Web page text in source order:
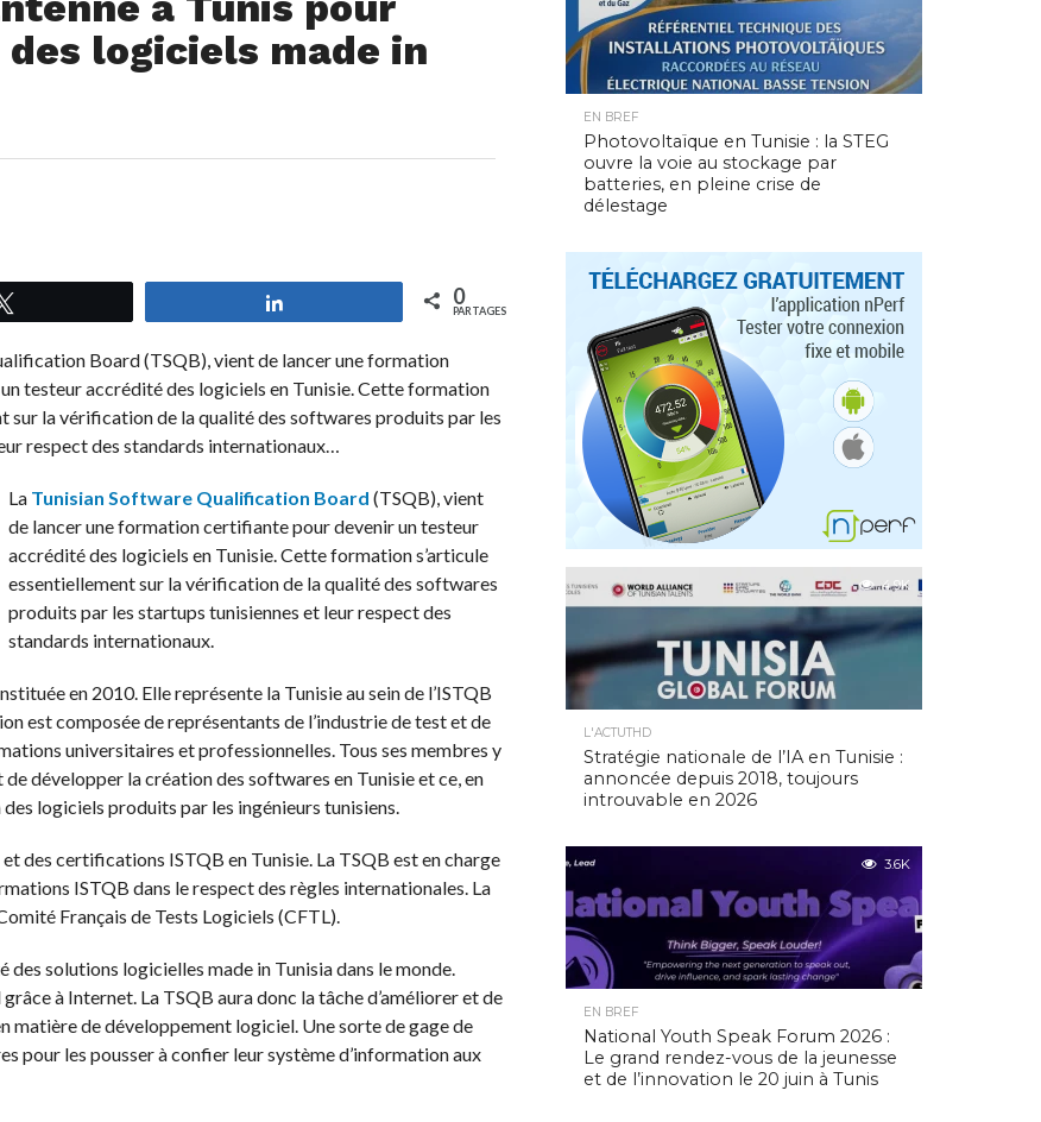
logiciels made in
0
PARTAGES
Board (TSQB), vient de lancer une formation
testeur accrédité des logiciels en Tunisie. Cette formation
sur la vérification de la qualité des softwares produits par les
respect des standards internationaux…
La Tunisian Software Qualification Board (TSQB), vient
de lancer une formation certifiante pour devenir un testeur
accrédité des logiciels en Tunisie. Cette formation s’articule
essentiellement sur la vérification de la qualité des softwares
produits par les startups tunisiennes et leur respect des
standards internationaux.
en 2010. Elle représente la Tunisie au sein de l’ISTQB
est composée de représentants de l’industrie de test et de
universitaires et professionnelles. Tous ses membres y
développer la création des softwares en Tunisie et ce, en
logiciels produits par les ingénieurs tunisiens.
des certifications ISTQB en Tunisie. La TSQB est en charge
ISTQB dans le respect des règles internationales. La
Français de Tests Logiciels (CFTL).
solutions logicielles made in Tunisia dans le monde.
à Internet. La TSQB aura donc la tâche d’améliorer et de
matière de développement logiciel. Une sorte de gage de
pour les pousser à confier leur système d’information aux
EN BREF
Photovoltaïque en Tunisie : la STEG
ouvre la voie au stockage par
batteries, en pleine crise de
délestage
4.9K
L'ACTUTHD
Stratégie nationale de l’IA en Tunisie :
annoncée depuis 2018, toujours
introuvable en 2026
3.6K
EN BREF
National Youth Speak Forum 2026 :
Le grand rendez-vous de la jeunesse
et de l’innovation le 20 juin à Tunis